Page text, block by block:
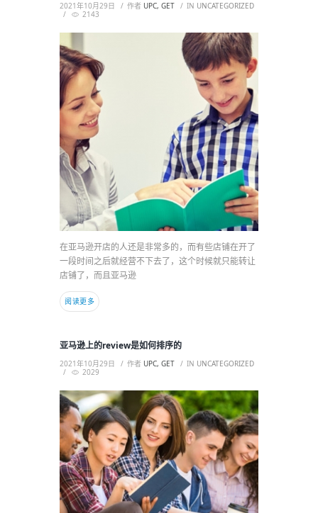
2021年10月29日 作者 UPC, GET IN UNCATEGORIZED
2143
在亚马逊开店的人还是非常多的，而有些店铺在开了
一段时间之后就经营不下去了，这个时候就只能转让
店铺了，而且亚马逊
阅读更多
亚马逊上的review是如何排序的
2021年10月29日 作者 UPC, GET IN UNCATEGORIZED
2029